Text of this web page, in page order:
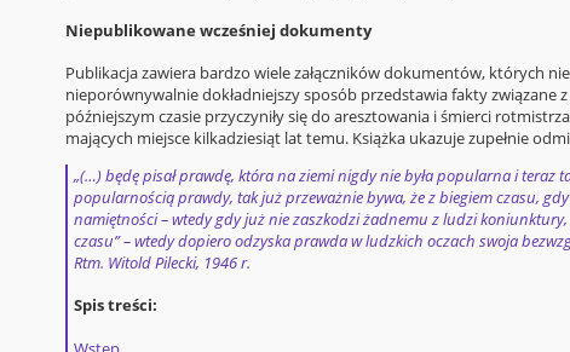
Niepublikowane wcześniej dokumenty
Publikacja zawiera bardzo wiele załączników dokumentów, których
nieporównywalnie dokładniejszy sposób przedstawia fakty
późniejszym czasie przyczyniły się do aresztowania i śmierci
mających miejsce kilkadziesiąt lat temu. Książka ukazuje zupełnie
„(…) będę pisał prawdę, która na ziemi nigdy nie była popularna i teraz
popularnością prawdy, tak już przeważnie bywa, że z biegiem czasu,
namiętności – wtedy gdy już nie zaszkodzi żadnemu z ludzi
czasu” – wtedy dopiero odzyska prawda w ludzkich oczach swoja
Rtm. Witold Pilecki, 1946 r.
Spis treści: